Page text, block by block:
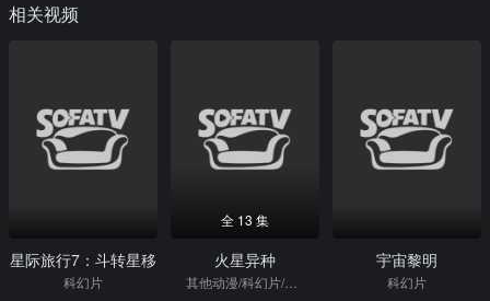
相关视频
星际旅行7：斗转星移
科幻片
全 13 集
火星异种
其他动漫/科幻片/日本动漫
宇宙黎明
科幻片